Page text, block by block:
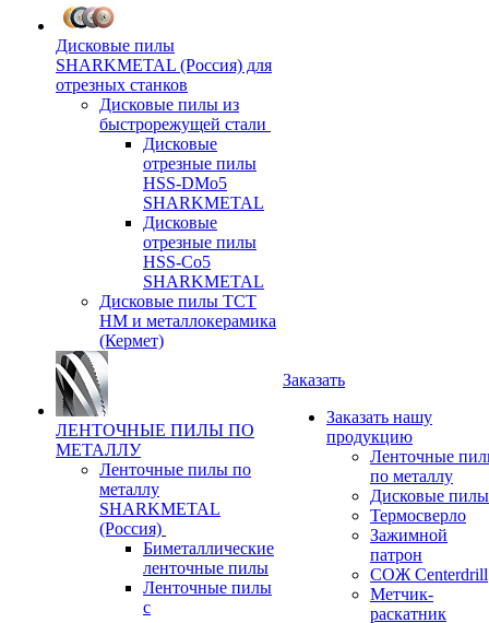
Дисковые пилы
SHARKMETAL (Россия) для
отрезных станков
Дисковые пилы из
быстрорежущей стали
Дисковые
отрезные пилы
HSS-DMo5
SHARKMETAL
Дисковые
отрезные пилы
HSS-Co5
SHARKMETAL
Дисковые пилы ТСТ
НМ и металлокерамика
(Кермет)
ЛЕНТОЧНЫЕ ПИЛЫ ПО
МЕТАЛЛУ
Ленточные пилы по
металлу
SHARKMETAL
(Россия)
Биметаллические
ленточные пилы
Ленточные пилы
с
Заказать
Заказать нашу
продукцию
Ленточные
по металлу
Дисковые пилы
Термосверло
Зажимной
патрон
СОЖ Centerdrill
Метчик-
раскатник